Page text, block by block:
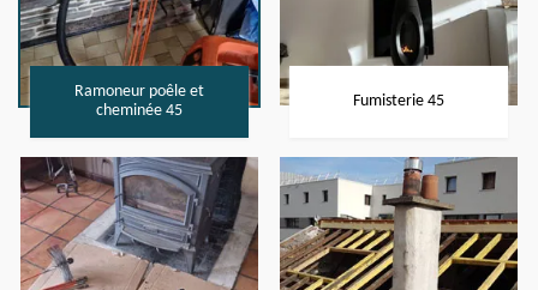
Ramoneur poêle et
cheminée 45
Fumisterie 45